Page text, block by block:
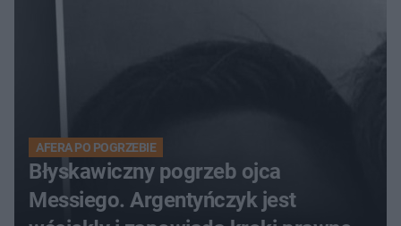
AFERA PO POGRZEBIE
Błyskawiczny pogrzeb ojca
Messiego. Argentyńczyk jest